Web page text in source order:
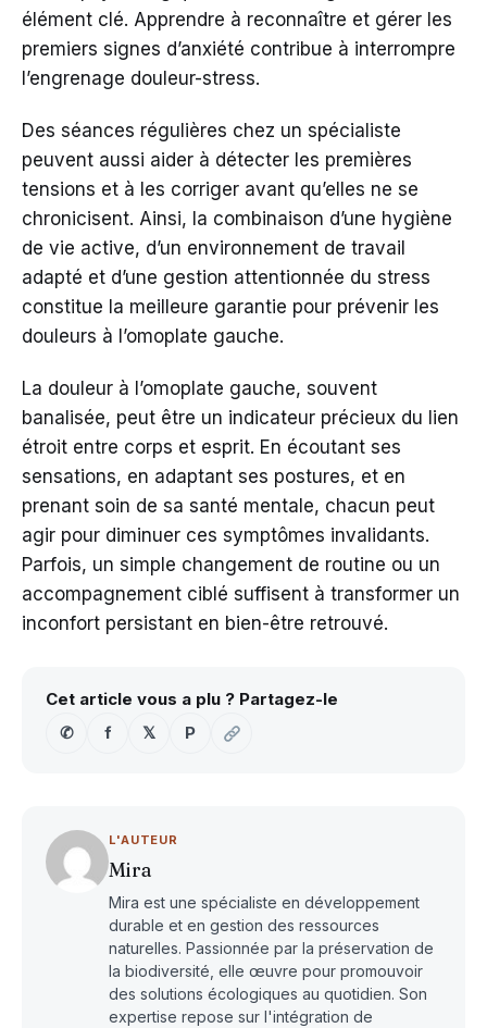
élément clé. Apprendre à reconnaître et gérer les
premiers signes d’anxiété contribue à interrompre
l’engrenage douleur-stress.
Des séances régulières chez un spécialiste
peuvent aussi aider à détecter les premières
tensions et à les corriger avant qu’elles ne se
chronicisent. Ainsi, la combinaison d’une hygiène
de vie active, d’un environnement de travail
adapté et d’une gestion attentionnée du stress
constitue la meilleure garantie pour prévenir les
douleurs à l’omoplate gauche.
La douleur à l’omoplate gauche, souvent
banalisée, peut être un indicateur précieux du lien
étroit entre corps et esprit. En écoutant ses
sensations, en adaptant ses postures, et en
prenant soin de sa santé mentale, chacun peut
agir pour diminuer ces symptômes invalidants.
Parfois, un simple changement de routine ou un
accompagnement ciblé suffisent à transformer un
inconfort persistant en bien-être retrouvé.
Cet article vous a plu ? Partagez-le
✆
f 𝕏 P
L'AUTEUR
Mira
Mira est une spécialiste en développement
durable et en gestion des ressources
naturelles. Passionnée par la préservation de
la biodiversité, elle œuvre pour promouvoir
des solutions écologiques au quotidien. Son
expertise repose sur l'intégration de